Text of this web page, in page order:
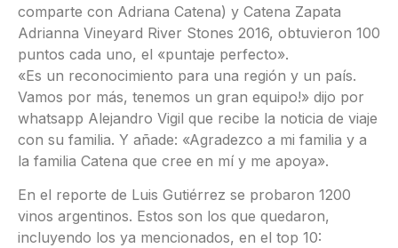
comparte con Adriana Catena) y Catena Zapata
Adrianna Vineyard River Stones 2016, obtuvieron 100
puntos cada uno, el «puntaje perfecto».
«Es un reconocimiento para una región y un país.
Vamos por más, tenemos un gran equipo!» dijo por
whatsapp Alejandro Vigil que recibe la noticia de viaje
con su familia. Y añade: «Agradezco a mi familia y a
la familia Catena que cree en mí y me apoya».
En el reporte de Luis Gutiérrez se probaron 1200
vinos argentinos. Estos son los que quedaron,
incluyendo los ya mencionados, en el top 10: